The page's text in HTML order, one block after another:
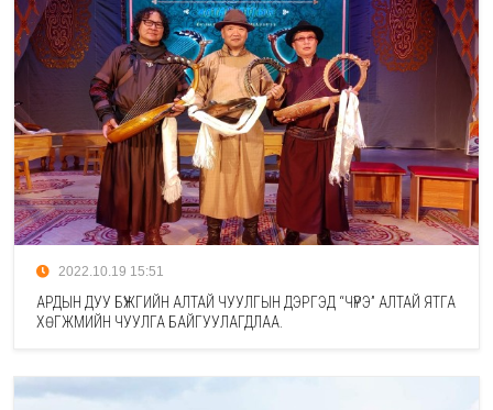
2022.10.19 15:51
АРДЫН ДУУ БҮЖГИЙН АЛТАЙ ЧУУЛГЫН ДЭРГЭД “ЧҮРЭ” АЛТАЙ ЯТГА
ХӨГЖМИЙН ЧУУЛГА БАЙГУУЛАГДЛАА.